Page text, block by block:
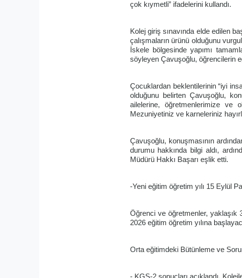
çok kıymetli” ifadelerini kullandı.
Kolej giriş sınavında elde edilen
çalışmaların ürünü olduğunu
İskele bölgesinde yapımı
söyleyen Çavuşoğlu, öğrencilerin
Çocuklardan beklentilerinin “iyi
olduğunu belirten Çavuşoğlu,
ailelerine, öğretmenlerimize ve
Mezuniyetiniz ve karneleriniz
Çavuşoğlu, konuşmasının
durumu hakkında bilgi aldı,
Müdürü Hakkı Başarı eşlik etti.
-Yeni eğitim öğretim yılı 15 Eylül
Öğrenci ve öğretmenler, yaklaşık
2026 eğitim öğretim yılına
Orta eğitimdeki Bütünleme ve